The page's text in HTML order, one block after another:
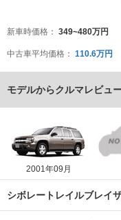
新車時価格： 349~480万円
中古車平均価格： 110.6万円
モデルからクルマレビュ
2001年09月
シボレートレイルブレイ